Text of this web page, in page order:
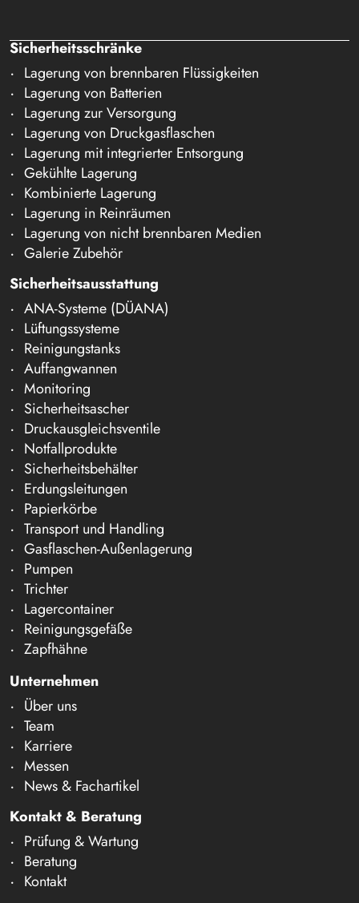
Sicherheitsschränke
Lagerung von brennbaren Flüssigkeiten
Lagerung von Batterien
Lagerung zur Versorgung
Lagerung von Druckgasflaschen
Lagerung mit integrierter Entsorgung
Gekühlte Lagerung
Kombinierte Lagerung
Lagerung in Reinräumen
Lagerung von nicht brennbaren Medien
Galerie Zubehör
Sicherheitsausstattung
ANA-Systeme (DÜANA)
Lüftungssysteme
Reinigungstanks
Auffangwannen
Monitoring
Sicherheitsascher
Druckausgleichsventile
Notfallprodukte
Sicherheitsbehälter
Erdungsleitungen
Papierkörbe
Transport und Handling
Gasflaschen-Außenlagerung
Pumpen
Trichter
Lagercontainer
Reinigungsgefäße
Zapfhähne
Unternehmen
Über uns
Team
Karriere
Messen
News & Fachartikel
Kontakt & Beratung
Prüfung & Wartung
Beratung
Kontakt